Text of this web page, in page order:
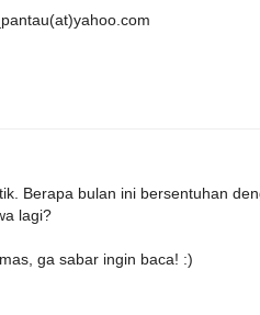
Berapa bulan ini bersentuhan
lagi?
ga sabar ingin baca! :)